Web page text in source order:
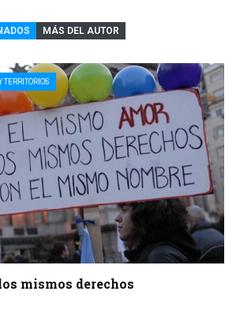
MÁS DEL AUTOR
TERRITORIOS
mismos derechos